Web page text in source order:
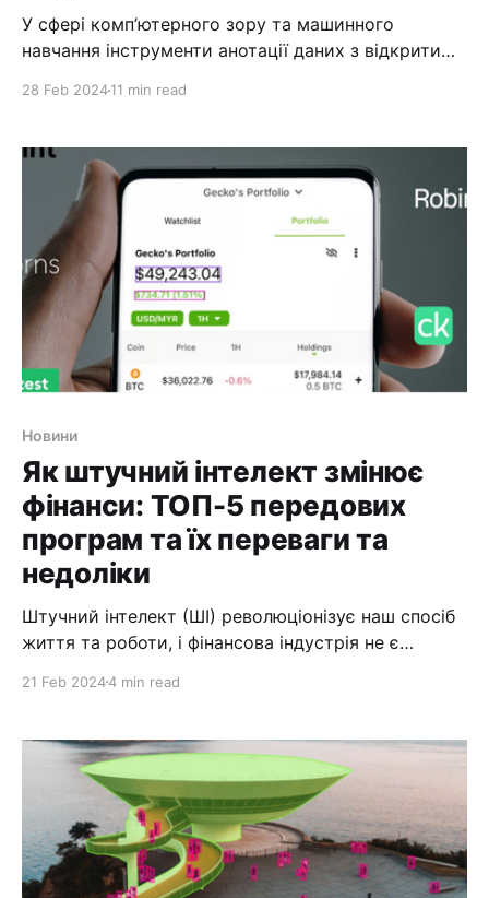
У сфері комп’ютерного зору та машинного
навчання інструменти анотації даних з відкритим
доступі для використання, що робить їх
популярним вибором для стартапів і наукових
проектів з обмеженим бюджетом. У цій
28 Feb 202411 min read
Новини
Як штучний інтелект змінює
фінанси: ТОП-5 передових
програм та їх переваги та
недоліки
Штучний інтелект (ШІ) революціонізує наш спосіб
життя та роботи, і фінансова індустрія не є
управління портфелем, ШІ змінює спосіб
розглянемо 5 найкращих фінансових програм на
базі ШІ, які змінюють гру. Ці програми
використовують алгоритми машинного навчання
для аналізу
21 Feb 20244 min read